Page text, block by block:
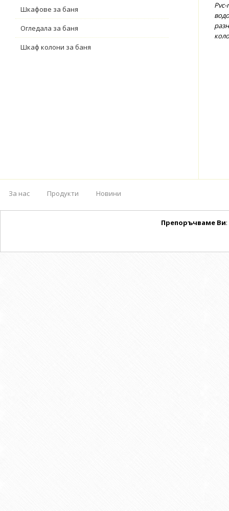
Шкафове за баня
Огледала за баня
Шкаф колони за баня
За нас Продукти Новини
Препоръчваме Ви: